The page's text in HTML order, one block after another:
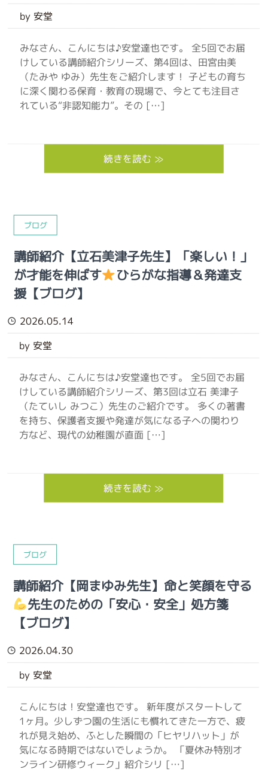
by 安堂
みなさん、こんにちは♪安堂達也です。 全5回でお届
けしている講師紹介シリーズ、第4回は、田宮由美
（たみや ゆみ）先生をご紹介します！ 子どもの育ち
に深く関わる保育・教育の現場で、今とても注目さ
れている“非認知能力”。その […]
続きを読む ≫
ブログ
講師紹介【立石美津子先生】「楽しい！」
が才能を伸ばす ひらがな指導＆発達支
援【ブログ】
2026.05.14
by 安堂
みなさん、こんにちは♪安堂達也です。 全5回でお届
けしている講師紹介シリーズ、第3回は立石 美津子
（たていし みつこ）先生のご紹介です。 多くの著書
を持ち、保護者支援や発達が気になる子への関わり
方など、現代の幼稚園が直面 […]
続きを読む ≫
ブログ
講師紹介【岡まゆみ先生】命と笑顔を守る
先生のための「安心・安全」処方箋
【ブログ】
2026.04.30
by 安堂
こんにちは！安堂達也です。 新年度がスタートして
1ヶ月。少しずつ園の生活にも慣れてきた一方で、疲
れが見え始め、ふとした瞬間の「ヒヤリハット」が
気になる時期ではないでしょうか。 「夏休み特別オ
ンライン研修ウィーク」紹介シリ […]